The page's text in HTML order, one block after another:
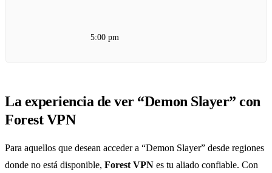
5:00 pm
La experiencia de ver “Demon Slayer” con
Forest VPN
Para aquellos que desean acceder a “Demon Slayer” desde regiones
donde no está disponible, Forest VPN es tu aliado confiable. Con